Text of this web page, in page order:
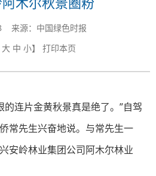
来源：中国绿色时报
大 中 小】 打印本页
的连片金黄秋景真是绝了。”自驾
常先生兴奋地说。与常先生一
安岭林业集团公司阿木尔林业